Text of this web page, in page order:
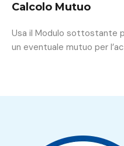
Calcolo Mutuo
Usa il Modulo sottostante
un eventuale mutuo per